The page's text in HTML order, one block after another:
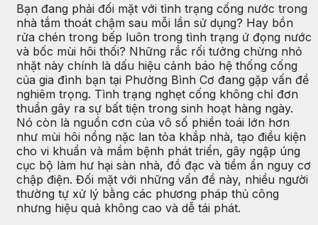
Bạn đang phải đối mặt với tình trạng cống nước trong
nhà tắm thoát chậm sau mỗi lần sử dụng? Hay bồn
rửa chén trong bếp luôn trong tình trạng ứ đọng nước
và bốc mùi hôi thối? Những rắc rối tưởng chừng nhỏ
nhặt này chính là dấu hiệu cảnh báo hệ thống cống
của gia đình bạn tại Phường Bình Cơ đang gặp vấn đề
nghiêm trọng. Tình trạng nghẹt cống không chỉ đơn
thuần gây ra sự bất tiện trong sinh hoạt hàng ngày.
Nó còn là nguồn cơn của vô số phiền toái lớn hơn
như mùi hôi nồng nặc lan tỏa khắp nhà, tạo điều kiện
cho vi khuẩn và mầm bệnh phát triển, gây ngập úng
cục bộ làm hư hại sàn nhà, đồ đạc và tiềm ẩn nguy cơ
chập điện. Đối mặt với những vấn đề này, nhiều người
thường tự xử lý bằng các phương pháp thủ công
nhưng hiệu quả không cao và dễ tái phát.